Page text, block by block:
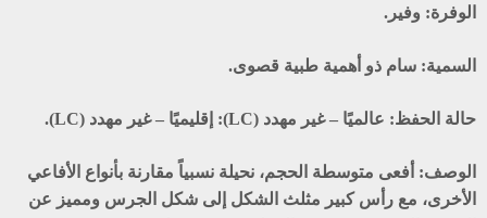
الوفرة: وفير.
السمية: سام ذو أهمية طبية قصوى.
حالة الحفظ: عالميًا – غير مهدد (LC): إقليميًا – غير مهدد (LC).
الوصف: أفعى متوسطة الحجم، نحيلة نسبياً مقارنة بأنواع الأفاعي
الأخرى، مع رأس كبير مثلث الشكل إلى شكل الجرس ومميز عن